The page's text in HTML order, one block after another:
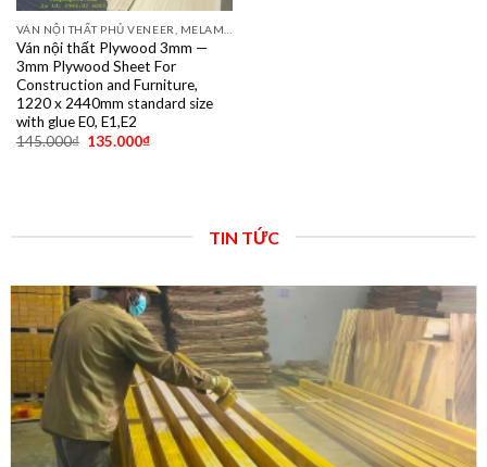
Ván nội thất Plywood 3mm —
3mm Plywood Sheet For
Construction and Furniture,
1220 x 2440mm standard size
with glue E0, E1,E2
145.000₫ 135.000₫
TIN TỨC